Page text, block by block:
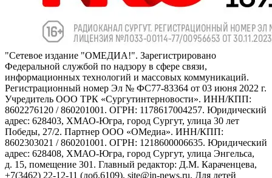
"Сетевое издание "ОМЕДИА!". Зарегистрировано
Федеральной службой по надзору в сфере связи,
информационных технологий и массовых коммуникаций.
Регистрационный номер Эл № ФС77-83364 от 03 июня 2022 г.
Учредитель ООО ТРК «Сургутинтерновости». ИНН/КПП:
8602276120 / 860201001. ОГРН: 1178617004257. Юридический
адрес: 628403, ХМАО-Югра, город Сургут, улица 30 лет
Победы, 27/2. Партнер ООО «ОМедиа». ИНН/КПП:
8602303021 / 860201001. ОГРН: 1218600006635. Юридический
адрес: 628408, ХМАО-Югра, город Сургут, улица Энгельса,
д. 15, помещение 301. Главный редактор: Д.М. Караченцева,
+7(3462) 22-12-11 (доб.6109), site@in-news.ru. Для детей